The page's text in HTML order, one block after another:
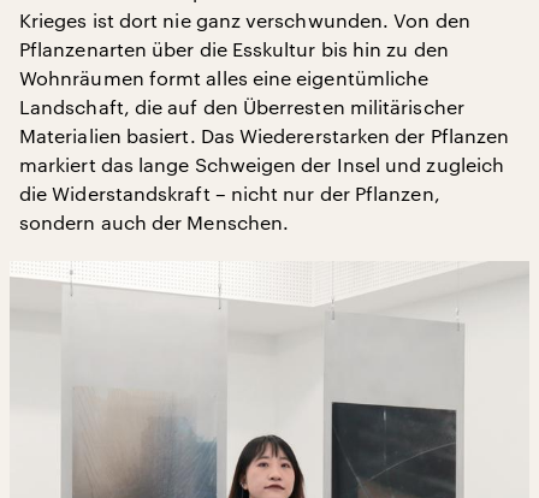
Krieges ist dort nie ganz verschwunden. Von den
Pflanzenarten über die Esskultur bis hin zu den
Wohnräumen formt alles eine eigentümliche
Landschaft, die auf den Überresten militärischer
Materialien basiert. Das Wiedererstarken der Pflanzen
markiert das lange Schweigen der Insel und zugleich
die Widerstandskraft – nicht nur der Pflanzen,
sondern auch der Menschen.